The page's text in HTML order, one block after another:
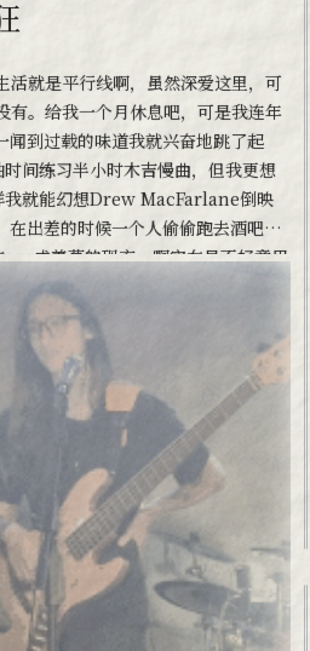
有。给我一个月休息吧，可是我连年
闻到过载的味道我就兴奋地跳了起
间练习半小时木吉慢曲，但我更想
我就能幻想Drew MacFarlane倒映
在出差的时候一个人偷偷跑去酒吧，
成羡慕的现充。啊实在是不好意思
发票，过期了麻烦您请重新发一下